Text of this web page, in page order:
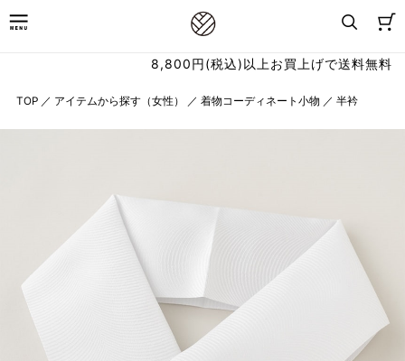
8,800円(税込)以上お買上げで送料無料
TOP ／ アイテムから探す（女性） ／ 着物コーディネート小物 ／ 半衿